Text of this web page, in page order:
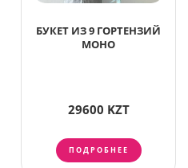
БУКЕТ ИЗ 9 ГОРТЕНЗИЙ
МОНО
29600 KZT
ПОДРОБНЕЕ